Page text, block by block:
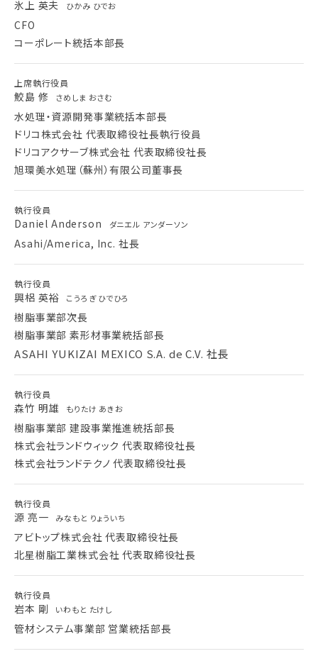
氷上 英夫 ひかみ ひでお
CFO
コーポレート統括本部長
上席執行役員
鮫島 修 さめしま おさむ
水処理・資源開発事業統括本部長
ドリコ株式会社 代表取締役社長執行役員
ドリコアクサーブ株式会社 代表取締役社長
旭環美水処理（蘇州）有限公司董事長
執行役員
Daniel Anderson ダニエル アンダーソン
Asahi/America, Inc. 社長
執行役員
興梠 英裕 こうろぎ ひでひろ
樹脂事業部次長
樹脂事業部 素形材事業統括部長
ASAHI YUKIZAI MEXICO S.A. de C.V. 社長
執行役員
森竹 明雄 もりたけ あきお
樹脂事業部 建設事業推進統括部長
株式会社ランドウィック 代表取締役社長
株式会社ランドテクノ 代表取締役社長
執行役員
源 亮一 みなもと りょういち
アビトップ株式会社 代表取締役社長
北星樹脂工業株式会社 代表取締役社長
執行役員
岩本 剛 いわもと たけし
管材システム事業部 営業統括部長